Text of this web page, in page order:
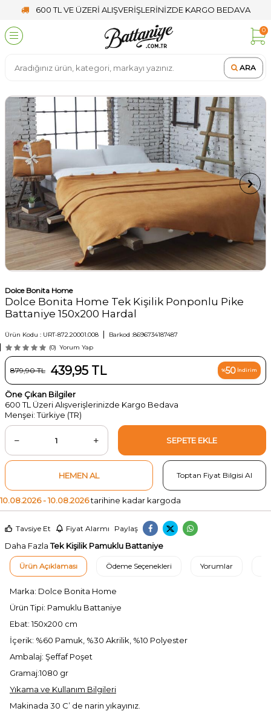
600 TL VE ÜZERİ ALIŞVERİŞLERİNİZDE KARGO BEDAVA
ARA
0
Dolce Bonita Home
Dolce Bonita Home Tek Kişilik Ponponlu Pike
Battaniye 150x200 Hardal
Ürün Kodu : URT-872.20001.008 Barkod :8696734187487
(0) Yorum Yap
879,90TL 439,95 TL %50 İndirim
Öne Çıkan Bilgiler
600 TL Üzeri Alışverişlerinizde Kargo Bedava
Menşei: Türkiye (TR)
SEPETE EKLE
HEMEN AL Toptan Fiyat Bilgisi Al
10.08.2026 - 10.08.2026tarihine kadar kargoda
Tavsiye Et Fiyat Alarmı Paylaş
Daha FazlaTek Kişilik Pamuklu Battaniye
Ürün Açıklaması Ödeme Seçenekleri Yorumlar
Marka: Dolce Bonita Home
Ürün Tipi: Pamuklu Battaniye
Ebat: 150x200 cm
İçerik: %60 Pamuk, %30 Akrilik, %10 Polyester
Ambalaj: Şeffaf Poşet
Gramaj:1080 gr
Yıkama ve Kullanım Bilgileri
Makinada 30 C’ de narin yıkayınız.